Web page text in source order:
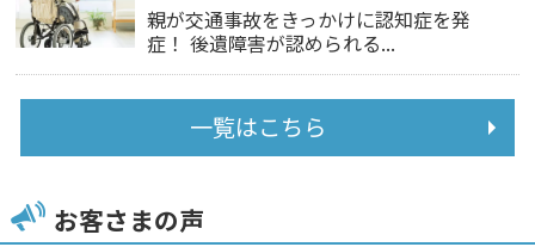
親が交通事故をきっかけに認知症を発
症！ 後遺障害が認められる...
一覧はこちら
お客さまの声